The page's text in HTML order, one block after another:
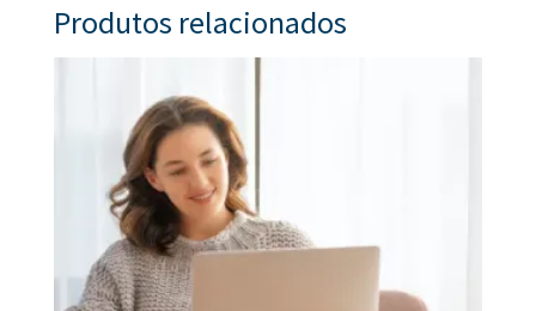
Produtos relacionados